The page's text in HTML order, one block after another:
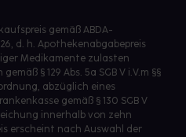
gemäß ABDA-
d. h. Apothekenabgabepreis
Medikamente zulasten
§ 129 Abs. 5a SGB V i.V.m §§
abzüglich eines
gemäß § 130 SGB V
innerhalb von zehn
erscheint nach Auswahl der